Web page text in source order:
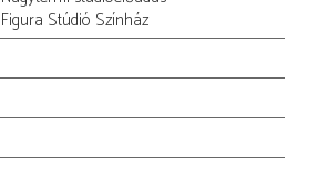
Figura Stúdió Színház